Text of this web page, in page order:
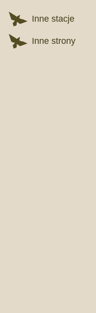
Inne stacje
Inne strony